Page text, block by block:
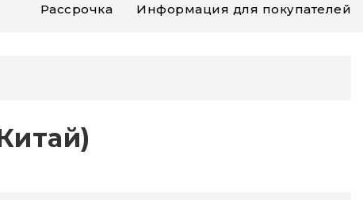
Рассрочка Информация для покупателей